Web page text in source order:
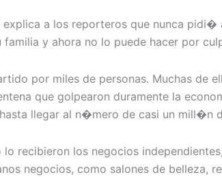
a los reporteros que nunca
familia y ahora no lo puede hacer por
por miles de personas. Muchas de
que golpearon duramente la
llegar al n�mero de casi un mill�n
recibieron los negocios
negocios, como salones de belleza,